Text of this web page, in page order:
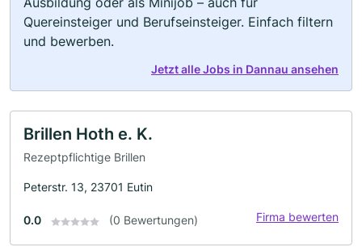
Quereinsteiger und Berufseinsteiger. Einfach filtern
und bewerben.
Jetzt alle Jobs in Dannau ansehen
Brillen Hoth e. K.
Rezeptpflichtige Brillen
Peterstr. 13, 23701 Eutin
0.0 (0 Bewertungen) Firma bewerten